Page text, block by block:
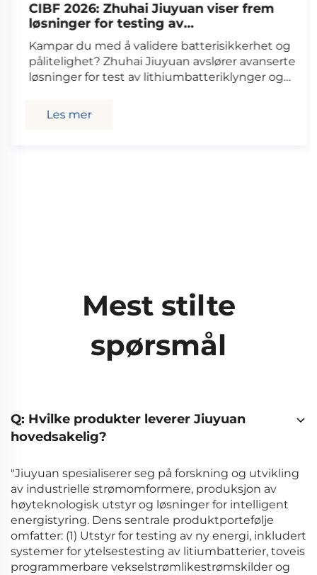
CIBF 2026: Zhuhai Jiuyuan viser frem
løsninger for testing av
litiumbatteriklynger og PACK
Kampar du med å validere batterisikkerhet og
pålitelighet? Zhuhai Jiuyuan avslører avanserte
løsninger for test av lithiumbatteriklynger og
presentasjon.
Les mer
Mest stilte
spørsmål
Q: Hvilke produkter leverer Jiuyuan
hovedsakelig?
"Jiuyuan spesialiserer seg på forskning og utvikling
av industrielle strømomformere, produksjon av
høyteknologisk utstyr og løsninger for intelligent
energistyring. Dens sentrale produktportefølje
omfatter: (1) Utstyr for testing av ny energi, inkludert
systemer for ytelsestesting av litiumbatterier, toveis
programmerbare vekselstrømlikestrømskilder og